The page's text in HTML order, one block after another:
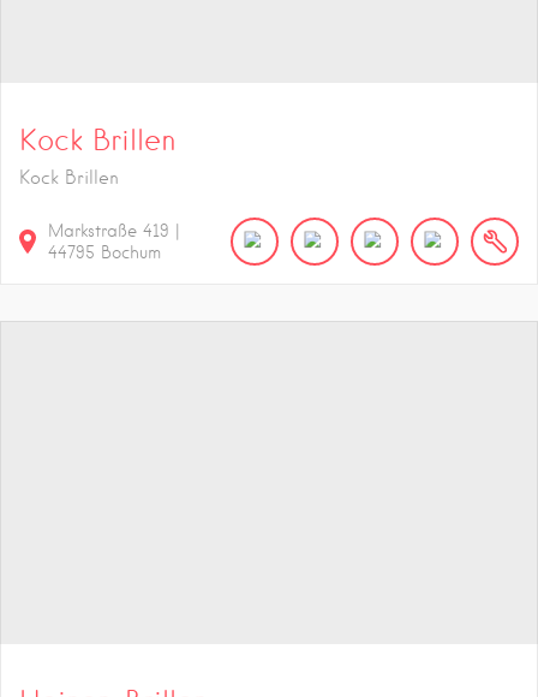
Kock Brillen
Kock Brillen
Markstraße 419
44795 Bochum